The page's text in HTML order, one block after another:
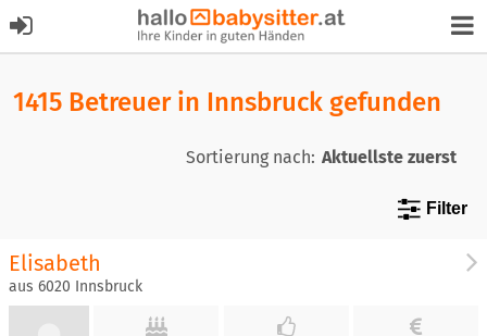
1415 Betreuer in Innsbruck gefunden
Sortierung nach:
Filter
Elisabeth
aus 6020 Innsbruck